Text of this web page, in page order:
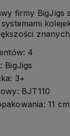
firmy BigJigs
4
BigJigs
3+
BJT110
11